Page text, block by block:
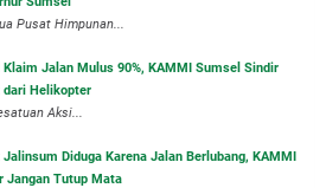
Pusat Himpunan...
Jalan Mulus 90%, KAMMI Sumsel Sindir
dari Helikopter
Aksi...
Diduga Karena Jalan Berlubang, KAMMI
Jangan Tutup Mata